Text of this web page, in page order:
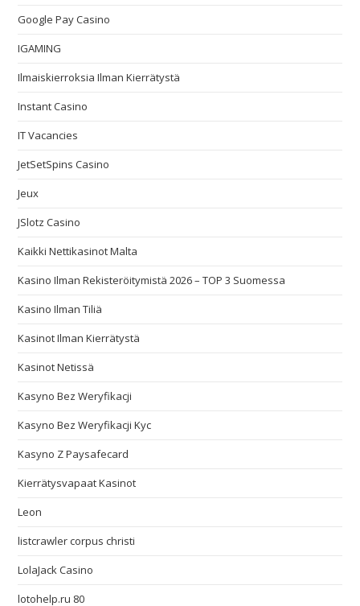
Google Pay Casino
IGAMING
Ilmaiskierroksia Ilman Kierrätystä
Instant Casino
IT Vacancies
JetSetSpins Casino
Jeux
JSlotz Casino
Kaikki Nettikasinot Malta
Kasino Ilman Rekisteröitymistä 2026 – TOP 3 Suomessa
Kasino Ilman Tiliä
Kasinot Ilman Kierrätystä
Kasinot Netissä
Kasyno Bez Weryfikacji
Kasyno Bez Weryfikacji Kyc
Kasyno Z Paysafecard
Kierrätysvapaat Kasinot
Leon
listcrawler corpus christi
LolaJack Casino
lotohelp.ru 80